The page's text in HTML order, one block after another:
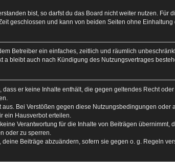
bist, so darfst du das Board nicht weiter nutzen.
geschlossen und kann von beiden Seiten ohne
Betreiber ein einfaches, zeitlich und räumlich
a bleibt auch nach Kündigung des Nutzungsvertrages
er keine Inhalte enthält, die gegen geltendes Recht
Bei Verstößen gegen diese Nutzungsbedingungen
ein Hausverbot erteilen.
Verantwortung für die Inhalte von Beiträgen
oder zu sperren.
Beiträge abzuändern, sofern sie gegen o. g. Regeln